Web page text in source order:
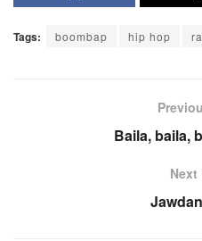
Tags: boombap hip hop
Baila, baila,
Next